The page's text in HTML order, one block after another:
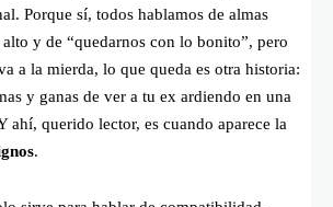
Porque sí, todos hablamos de almas
y de “quedarnos con lo bonito”, pero
a la mierda, lo que queda es otra historia:
y ganas de ver a tu ex ardiendo en una
ahí, querido lector, es cuando aparece la
.